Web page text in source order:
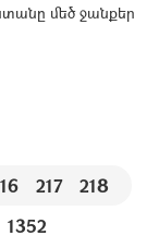
մեծ ջանքեր
217
218
1352